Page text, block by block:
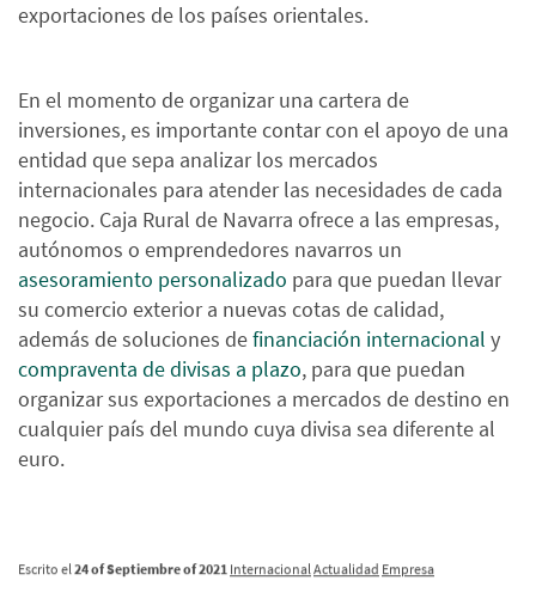
exportaciones de los países orientales.
En el momento de organizar una cartera de
inversiones, es importante contar con el apoyo de una
entidad que sepa analizar los mercados
internacionales para atender las necesidades de cada
negocio. Caja Rural de Navarra ofrece a las empresas,
autónomos o emprendedores navarros un
asesoramiento personalizado para que puedan llevar
su comercio exterior a nuevas cotas de calidad,
además de soluciones definanciación internacional y
compraventa de divisas a plazo, para que puedan
organizar sus exportaciones a mercados de destino en
cualquier país del mundo cuya divisa sea diferente al
euro.
Escrito el24 of Septiembre of 2021 InternacionalActualidad Empresa